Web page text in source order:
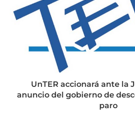
UnTER accionará ante la
anuncio del gobierno de
paro